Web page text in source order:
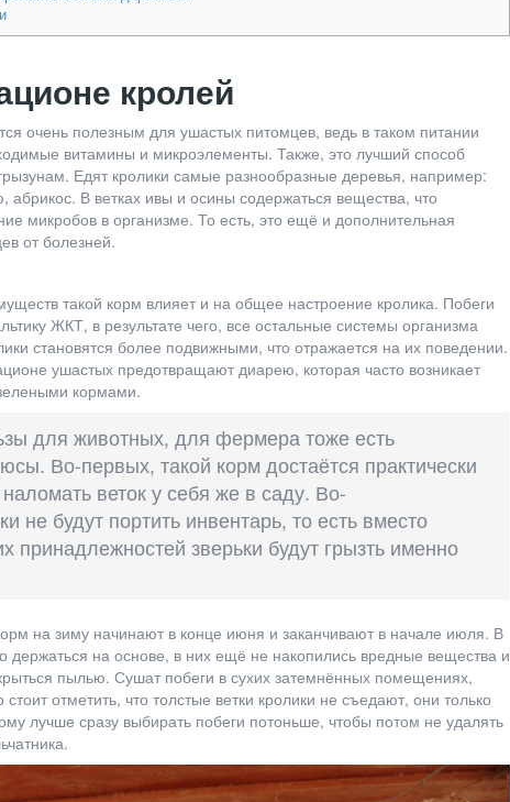
кролей
очень полезным для ушастых питомцев, ведь в таком питании
витамины и микроэлементы. Также, это лучший способ
Едят кролики самые разнообразные деревья, например:
абрикос. В ветках ивы и осины содержаться вещества, что
микробов в организме. То есть, это ещё и дополнительная
от болезней.
такой корм влияет и на общее настроение кролика. Побеги
ЖКТ, в результате чего, все остальные системы организма
становятся более подвижными, что отражается на их поведении.
ушастых предотвращают диарею, которая часто возникает
кормами.
для животных, для фермера тоже есть
Во-первых, такой корм достаётся практически
веток у себя же в саду. Во-
не будут портить инвентарь, то есть вместо
принадлежностей зверьки будут грызть именно
на зиму начинают в конце июня и заканчивают в начале июля. В
держаться на основе, в них ещё не накопились вредные вещества и
пылью. Сушат побеги в сухих затемнённых помещениях,
отметить, что толстые ветки кролики не съедают, они только
лучше сразу выбирать побеги потоньше, чтобы потом не удалять